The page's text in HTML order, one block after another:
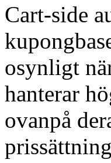
Cart-side
osynligt
hanterar
ovanpå